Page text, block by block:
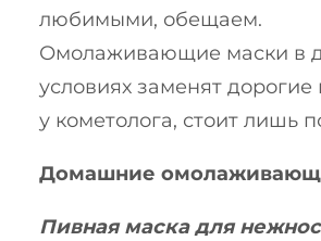
любимыми, обещаем.
Омолаживающие маски в
условиях заменят
у кометолога, стоит лишь
Домашние
Пивная маска для